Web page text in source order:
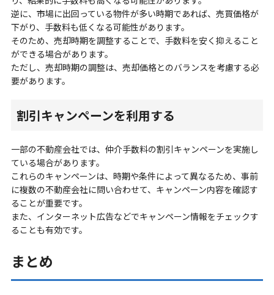
逆に、市場に出回っている物件が多い時期であれば、売買価格が
下がり、手数料も低くなる可能性があります。
そのため、売却時期を調整することで、手数料を安く抑えること
ができる場合があります。
ただし、売却時期の調整は、売却価格とのバランスを考慮する必
要があります。
割引キャンペーンを利用する
一部の不動産会社では、仲介手数料の割引キャンペーンを実施し
ている場合があります。
これらのキャンペーンは、時期や条件によって異なるため、事前
に複数の不動産会社に問い合わせて、キャンペーン内容を確認す
ることが重要です。
また、インターネット広告などでキャンペーン情報をチェックす
ることも有効です。
まとめ